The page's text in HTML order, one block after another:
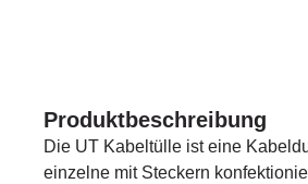
Produktbeschreibung
Die UT Kabeltülle ist eine
einzelne mit Steckern